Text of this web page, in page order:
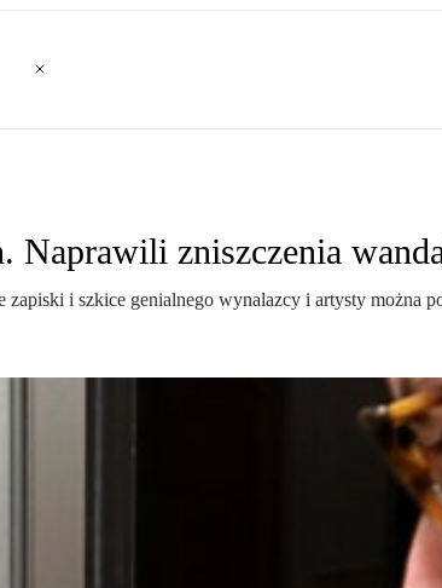
Naprawili zniszczenia
i szkice genialnego wynalazcy i artysty można